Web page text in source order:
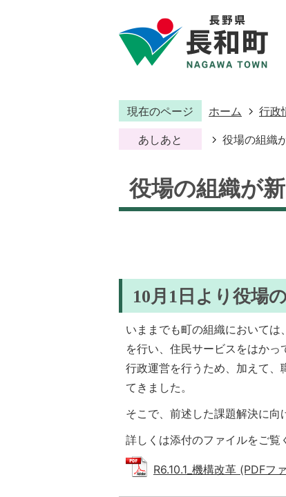
現在のページ ホーム 行政
あしあと 役場の組織
役場の組織が
10月1日より役場
いままでも町の組織において
を行い、住民サービスをはか
行政運営を行うため、加えて
てきました。
そこで、前述した課題解決に向
詳しくは添付のファイルをご覧
R6.10.1_機構改革 (PDFフ